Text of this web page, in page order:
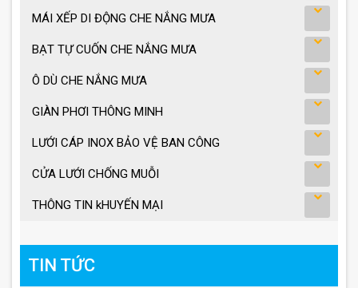
MÁI XẾP DI ĐỘNG CHE NẮNG MƯA
BẠT TỰ CUỐN CHE NẮNG MƯA
Ô DÙ CHE NẮNG MƯA
GIÀN PHƠI THÔNG MINH
LƯỚI CÁP INOX BẢO VỆ BAN CÔNG
CỬA LƯỚI CHỐNG MUỖI
THÔNG TIN kHUYẾN MẠI
TIN TỨC